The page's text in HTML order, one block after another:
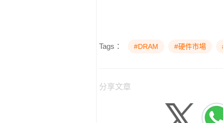
Tags： #DRAM #硬件市場
分享文章